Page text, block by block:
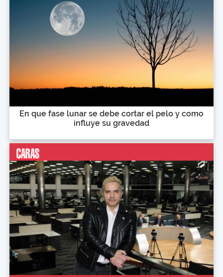
En que fase lunar se debe cortar el pelo y como
influye su gravedad